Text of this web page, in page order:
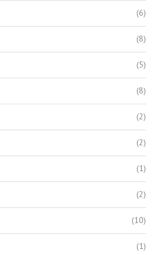
(6)
(8)
(5)
(8)
(2)
(2)
(1)
(2)
(10)
(1)